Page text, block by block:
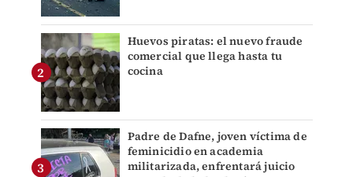
Huevos piratas: el nuevo fraude
comercial que llega hasta tu
cocina
Padre de Dafne, joven víctima de
feminicidio en academia
militarizada, enfrentará juicio